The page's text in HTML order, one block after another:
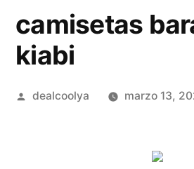
camisetas
kiabi
Publicado
dealcoolya marzo 13,